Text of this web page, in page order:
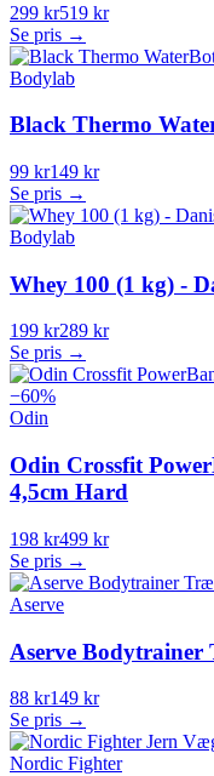
299 kr519 kr
Se pris →
Bodylab
Black Thermo
99 kr149 kr
Se pris →
Bodylab
Whey 100 (1 kg) -
199 kr289 kr
Se pris →
−60%
Odin
Odin Crossfit
4,5cm Hard
198 kr499 kr
Se pris →
Aserve
Aserve
88 kr149 kr
Se pris →
Nordic Fighter